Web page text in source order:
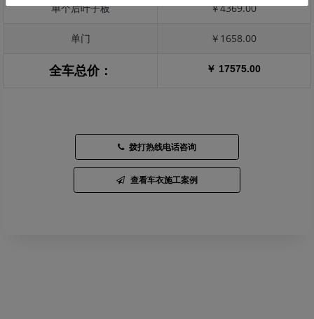
单个后叶子板 ￥4369.00
单门 ￥1658.00
全车总价： ￥ 17575.00
拨打热线电话咨询
查看车衣施工案例